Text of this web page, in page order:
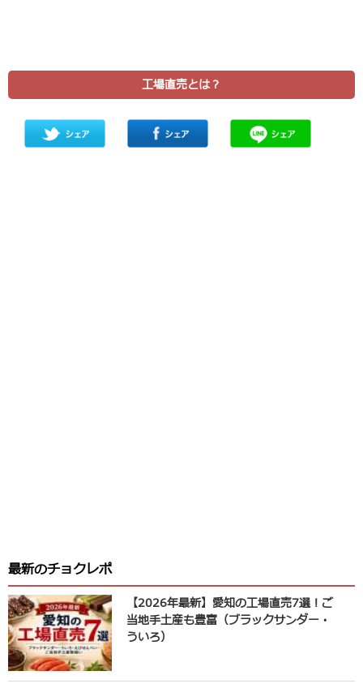
工場直売とは？
最新のチョクレポ
【2026年最新】愛知の工場直売7選！ご
当地手土産も豊富（ブラックサンダー・
ういろ）